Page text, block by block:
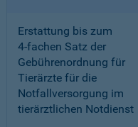
Erstattung bis zum
4-fachen Satz der
Gebührenordnung für
Tierärzte für die
Notfallversorgung im
tierärztlichen Notdienst